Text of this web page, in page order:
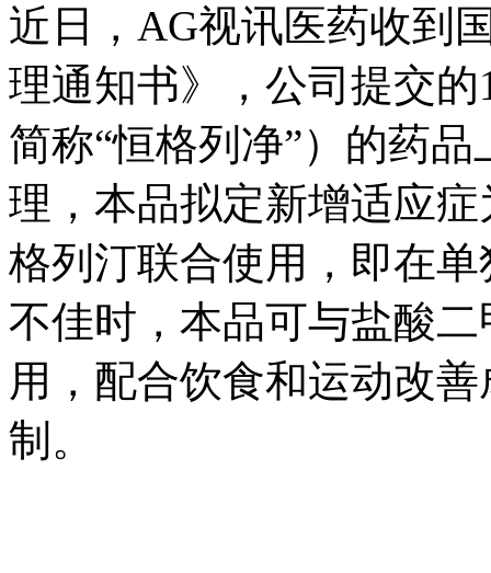
近日，AG视讯医药收到
理通知书》，公司提交
简称“恒格列净”）的药
理，本品拟定新增适应
格列汀联合使用，即在
不佳时，本品可与盐酸
用，配合饮食和运动改
制。